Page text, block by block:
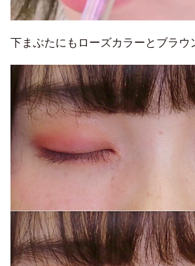
下まぶたにもローズカラーとブラ